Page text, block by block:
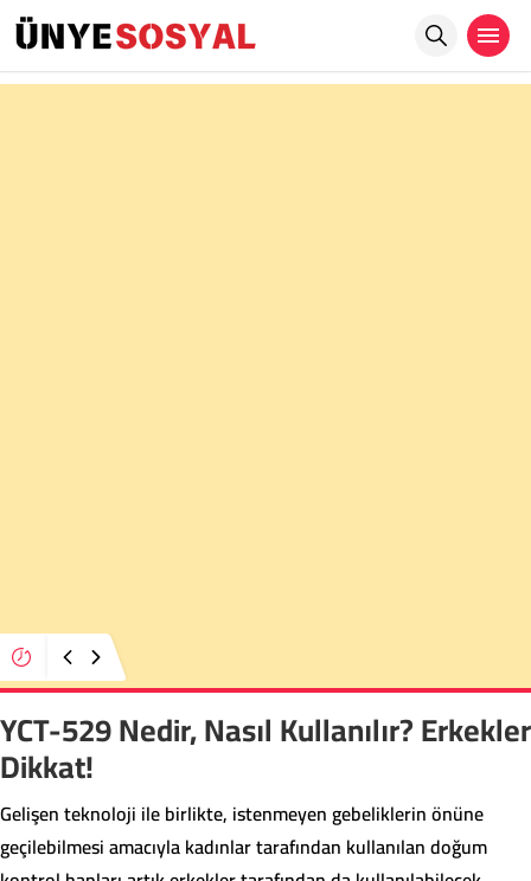
YCT-529 Nedir, Nasıl Kullanılır? Erkekler
Dikkat!
Gelişen teknoloji ile birlikte, istenmeyen gebeliklerin önüne
geçilebilmesi amacıyla kadınlar tarafından kullanılan doğum